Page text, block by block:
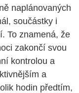
naplánovaných
součástky i
To znamená, že
zakončí svou
kontrolou a
a
hodin předtím,